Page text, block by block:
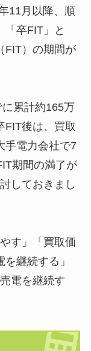
11月以降、順
「卒FIT」と
FIT）の期間が
累計約165万
FIT後は、買取
手電力会社で7
期間の満了が
しておきまし
す」「買取価
継続する」
電を継続す